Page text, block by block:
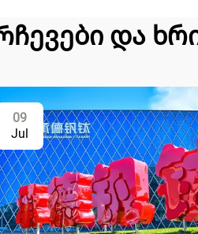
და
09
Jul